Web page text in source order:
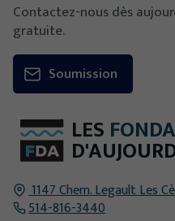
LES
1147 Chem. Legault Les
514-816-3440
Contactez-nous dès
gratuite.
Soumission